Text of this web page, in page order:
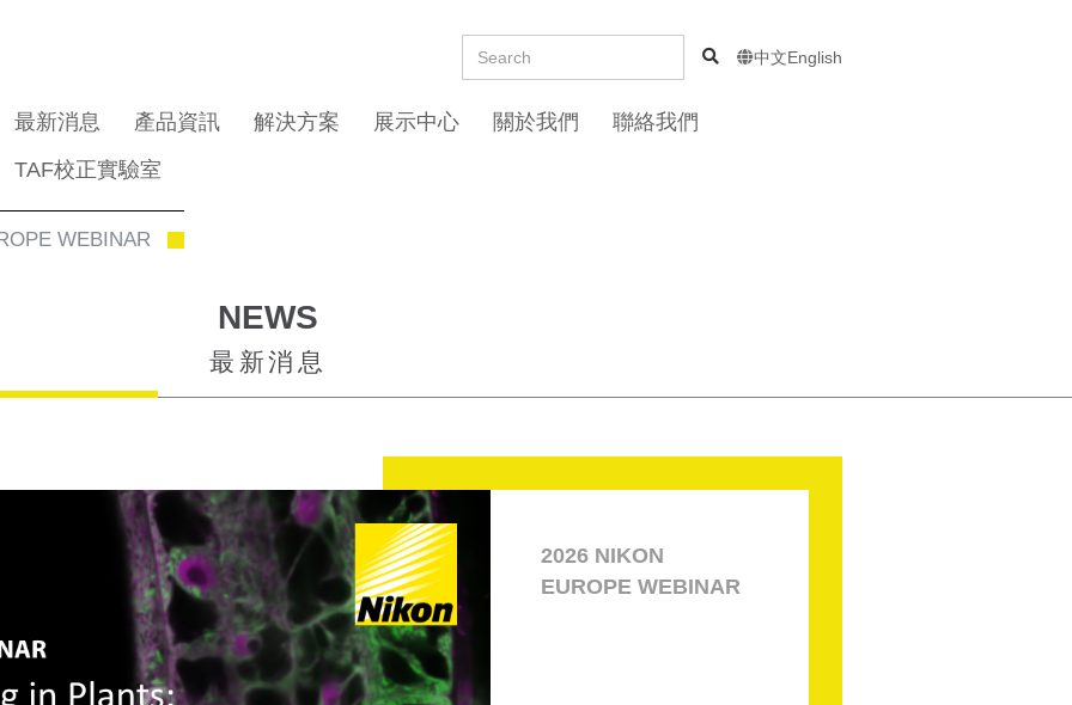
中文English
最新消息 產品資訊 解決方案 展示中心 關於我們
聯絡我們
TAF校正實驗室
WEBINAR
NEWS
最新消息
2026 NIKON
EUROPE WEBINAR